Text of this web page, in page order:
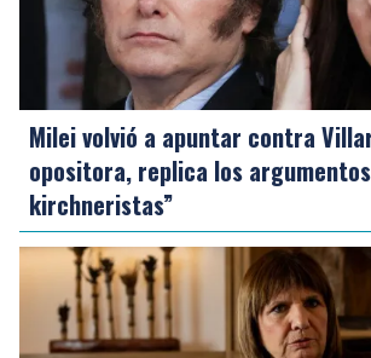
Milei volvió a apuntar contra
opositora, replica los argumentos
kirchneristas”